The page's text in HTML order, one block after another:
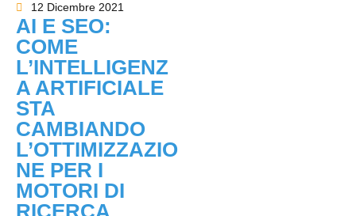
12 Dicembre 2021
AI E SEO:
COME
L’INTELLIGENZ
A ARTIFICIALE
STA
CAMBIANDO
L’OTTIMIZZAZIO
NE PER I
MOTORI DI